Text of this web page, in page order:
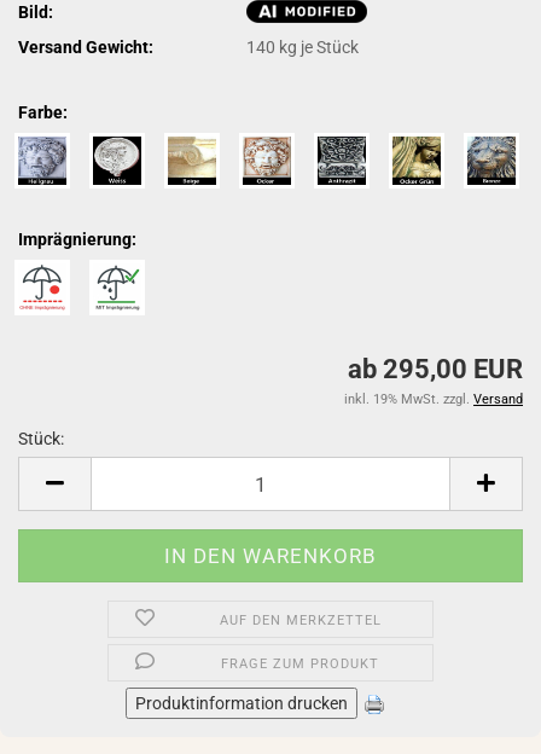
Bild:
Versand Gewicht:
140 kg je Stück
Farbe:
Imprägnierung:
ab 295,00 EUR
inkl. 19% MwSt. zzgl. Versand
Stück:
AUF DEN MERKZETTEL
FRAGE ZUM PRODUKT
Produktinformation drucken